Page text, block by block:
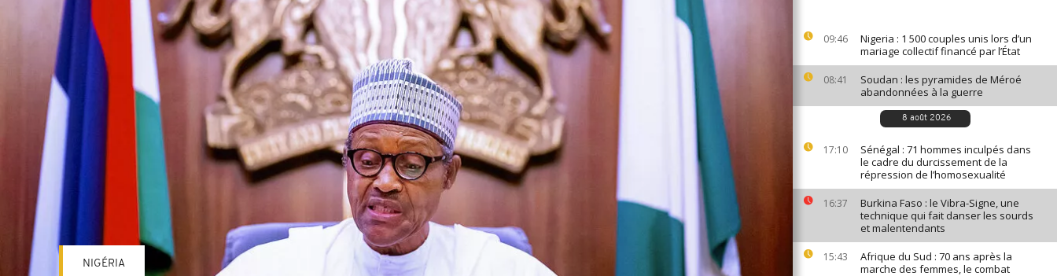
09:46
Nigeria : 1 500 couples unis lors d’un
mariage collectif financé par l’État
08:41
Soudan : les pyramides de Méroé
abandonnées à la guerre
8 août 2026
17:10
Sénégal : 71 hommes inculpés dans
le cadre du durcissement de la
répression de l’homosexualité
16:37
Burkina Faso : le Vibra-Signe, une
technique qui fait danser les sourds
et malentendants
15:43
Afrique du Sud : 70 ans après la
marche des femmes, le combat
NIGÉRIA